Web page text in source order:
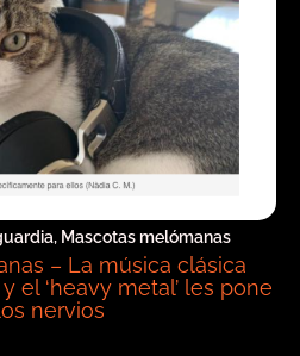
Mascotas melómanas
– La música clásica
el ‘heavy metal’ les pone
nervios